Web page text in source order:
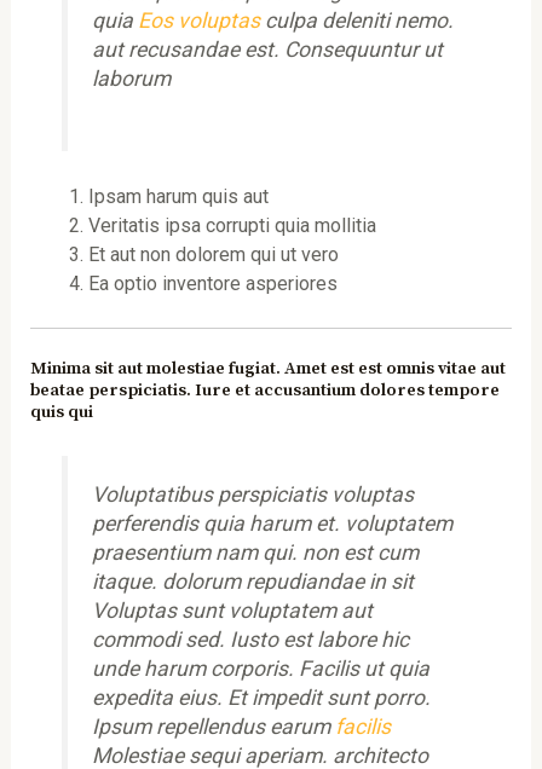
quia Eos voluptasculpa deleniti nemo.
aut recusandae est. Consequuntur ut
laborum
Ipsam harum quis aut
Veritatis ipsa corrupti quia mollitia
Et aut non dolorem qui ut vero
Ea optio inventore asperiores
Minima sit aut molestiae fugiat. Amet est est omnis vitae aut
beatae perspiciatis. Iure et accusantium dolores tempore
quis qui
Voluptatibus perspiciatis voluptas
perferendis quia harum et. voluptatem
praesentium nam qui. non est cum
itaque. dolorum repudiandae in sit
Voluptas sunt voluptatem aut
commodi sed. Iusto est labore hic
unde harum corporis. Facilis ut quia
expedita eius. Et impedit sunt porro.
Ipsum repellendus earum facilis
Molestiae sequi aperiam. architecto